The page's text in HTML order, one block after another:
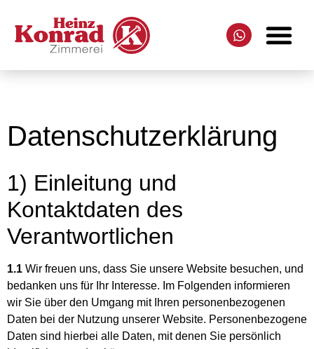
Datenschutzerklärung
1) Einleitung und
Kontaktdaten des
Verantwortlichen
1.1 Wir freuen uns, dass Sie unsere Website besuchen, und
bedanken uns für Ihr Interesse. Im Folgenden informieren
wir Sie über den Umgang mit Ihren personenbezogenen
Daten bei der Nutzung unserer Website. Personenbezogene
Daten sind hierbei alle Daten, mit denen Sie persönlich